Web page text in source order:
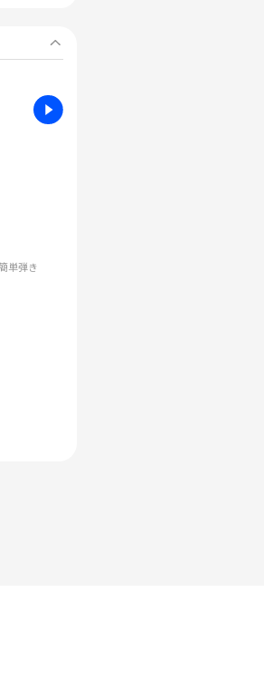
単弾き